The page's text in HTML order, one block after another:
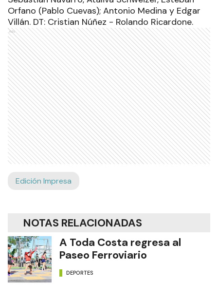
Orfano (Pablo Cuevas); Antonio Medina y Edgar
Villán. DT: Cristian Núñez - Rolando Ricardone.
Ads
Edición Impresa
NOTAS RELACIONADAS
A Toda Costa regresa al
Paseo Ferroviario
DEPORTES